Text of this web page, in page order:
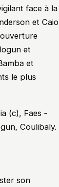
face à la
et Caio
et
et
le plus
(c), Faes -
Coulibaly.
son